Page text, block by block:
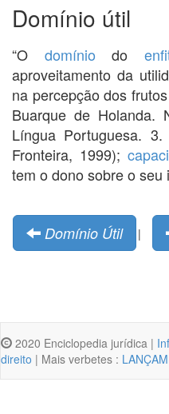
Domínio útil
“O domínio do
aproveitamento da
na percepção dos
Buarque de Holanda.
Língua Portuguesa.
Fronteira, 1999);
tem o dono sobre o seu
Domínio Útil |
2020 Enciclopedia jurídica |
direito | Mais verbetes :